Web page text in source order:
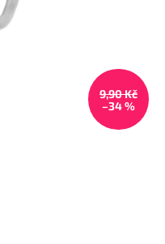
9,90 Kč
–34 %